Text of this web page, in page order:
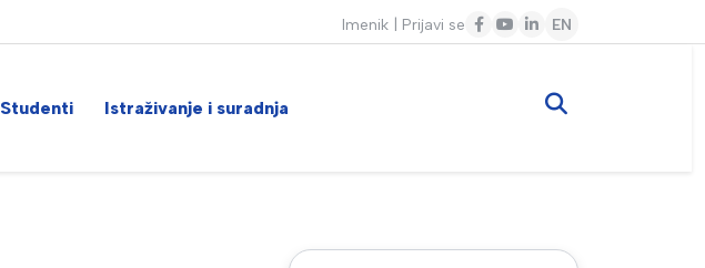
Imenik Prijavi se EN
Studenti Istraživanje i suradnja